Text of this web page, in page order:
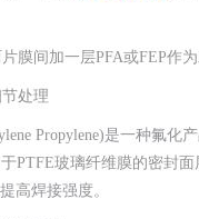
膜间加一层PFA或FEP作为
处理
Propylene)是一种氟化
PTFE玻璃纤维膜的密封
高焊接强度。